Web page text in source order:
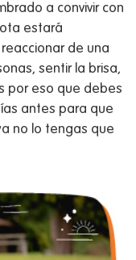
a convivir con
estará
de una
sentir la brisa,
por eso que debes
antes para que
no lo tengas que